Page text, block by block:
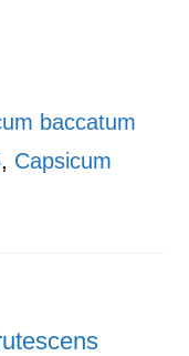
baccatum
, Capsicum